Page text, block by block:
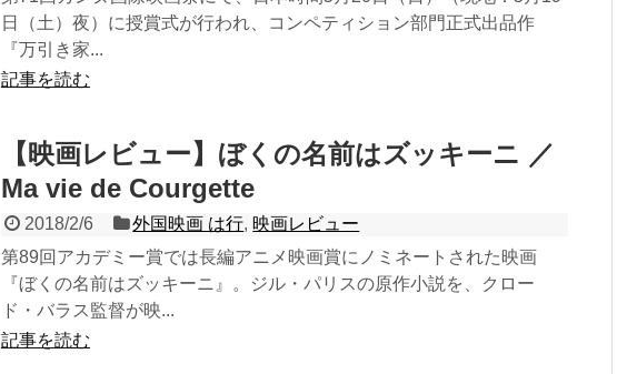
日（土）夜）に授賞式が行われ、コンペティション部門正式出品作
『万引き家...
記事を読む
【映画レビュー】ぼくの名前はズッキーニ ／
Ma vie de Courgette
2018/2/6 外国映画 は行, 映画レビュー
第89回アカデミー賞では長編アニメ映画賞にノミネートされた映画
『ぼくの名前はズッキーニ』。ジル・パリスの原作小説を、クロー
ド・バラス監督が映...
記事を読む